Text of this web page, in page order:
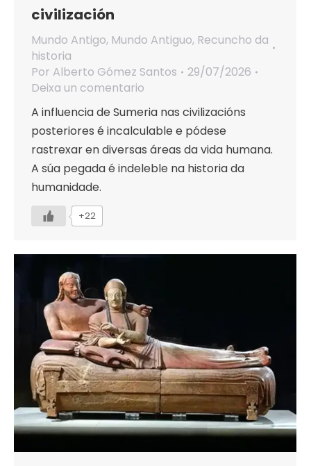
civilización
Mundo Antigo, Mundo Antiguo, Recuncho da
historia
Por Alberto Gómez Santos
29/07/2026
Deixa un comentario
A influencia de Sumeria nas civilizacións
posteriores é incalculable e pódese
rastrexar en diversas áreas da vida humana.
A súa pegada é indeleble na historia da
humanidade.
+22